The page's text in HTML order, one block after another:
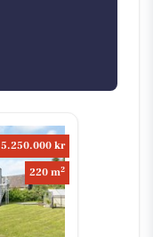
5.250.000 kr
220 m2